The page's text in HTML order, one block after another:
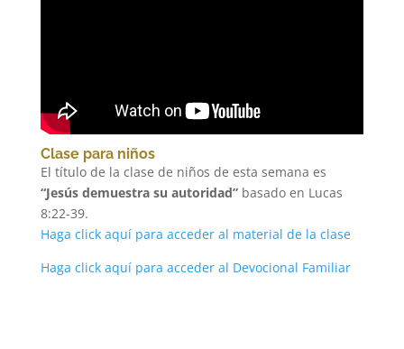
Clase para niños
El título de la clase de niños de esta semana es
“Jesús demuestra su autoridad”basado en Lucas
8:22-39.
Haga click aquí para acceder al material de la clase
Haga click aquí para acceder al Devocional Familiar